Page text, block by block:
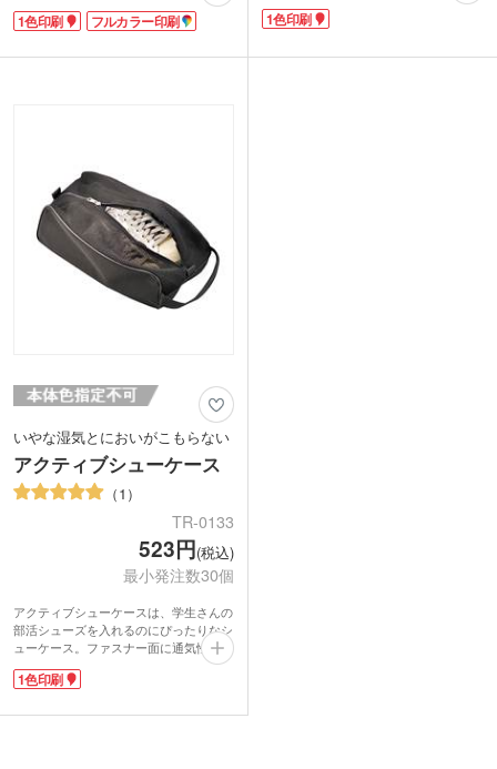
リエステル製で汚れや水に強く、アウト
ドアやスポーツシーンにおすすめ。使わ
で、1枚あると重宝します。
1色印刷 フルカラー印刷
掛けで持ち運べるので荷物を沢山入れて
も安心。スポーツやジム用の着替え入れ
避難用バッグにもなります。
1色印刷
いやな湿気とにおいがこもらない
アクティブシューケース
1
TR-0133
523円(税込)
最小発注数30個
アクティブシューケースは、学生さんの
部活シューズを入れるのにぴったりなシ
ューケース。ファスナー面に通気性に優
れたメッシュ素材を使用し、靴にしみ込
んだ足の裏の汗のにおいや湿気を逃しま
部活帰りに疲れて靴を干さないまま、靴
1色印刷